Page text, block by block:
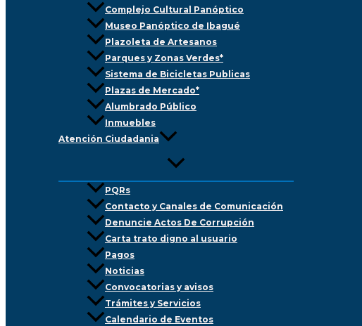
Complejo Cultural Panóptico
Museo Panóptico de Ibagué
Plazoleta de Artesanos
Parques y Zonas Verdes*
Sistema de Bicicletas Publicas
Plazas de Mercado*
Alumbrado Público
Inmuebles
Atención Ciudadania
PQRs
Contacto y Canales de Comunicación
Denuncie Actos De Corrupción
Carta trato digno al usuario
Pagos
Noticias
Convocatorias y avisos
Trámites y Servicios
Calendario de Eventos